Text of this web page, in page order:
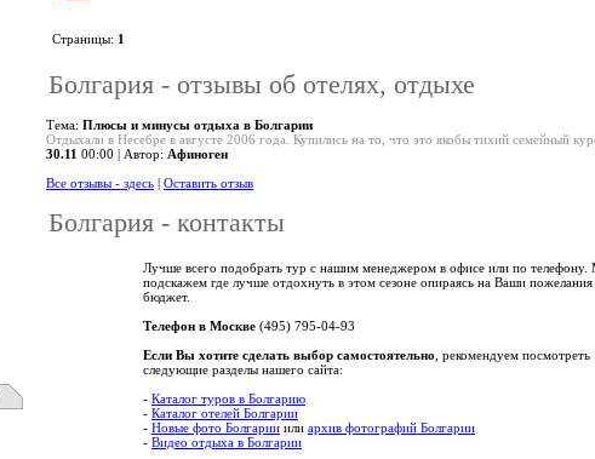
Страницы: 1
Болгария - отзывы об отелях, отдыхе
Тема: Плюсы и минусы отдыха в Болгарии
Отдыхали в Несебре в августе 2006 года. Купились на то, что это якобы тихий семейный
30.11 00:00 | Автор: Афиноген
Все отзывы - здесь | Оставить отзыв
Болгария - контакты
Лучше всего подобрать тур с нашим менеджером в офисе или по
подскажем где лучше отдохнуть в этом сезоне опираясь на Ваши
бюджет.
Телефон в Москве (495) 795-04-93
Если Вы хотите сделать выбор самостоятельно , рекомендуем посмотреть
следующие разделы нашего сайта:
- Каталог туров в Болгарию
- Каталог отелей Болгарии
- Новые фото Болгарии или архив фотографий Болгарии
- Видео отдыха в Болгарии